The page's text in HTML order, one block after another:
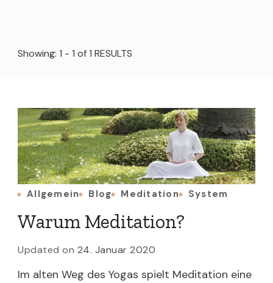
Showing: 1 - 1 of 1 RESULTS
Allgemein Blog Meditation System
Warum Meditation?
Updated on 24. Januar 2020
Im alten Weg des Yogas spielt Meditation eine